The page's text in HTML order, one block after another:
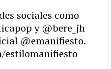
sociales como
y @bere_jh
@emanifiesto.
estilomanifiesto